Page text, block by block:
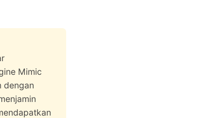
Mimic
dengan